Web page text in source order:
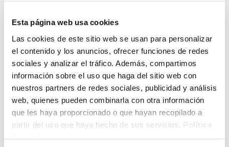
Esta página web usa cookies
Las cookies de este sitio web se usan para personalizar
el contenido y los anuncios, ofrecer funciones de redes
sociales y analizar el tráfico. Además, compartimos
información sobre el uso que haga del sitio web con
nuestros partners de redes sociales, publicidad y análisis
web, quienes pueden combinarla con otra información
que les haya proporcionado o que hayan recopilado a
partir del uso que haya hecho de sus servicios. Política
¿Has olvidado tu contraseña?